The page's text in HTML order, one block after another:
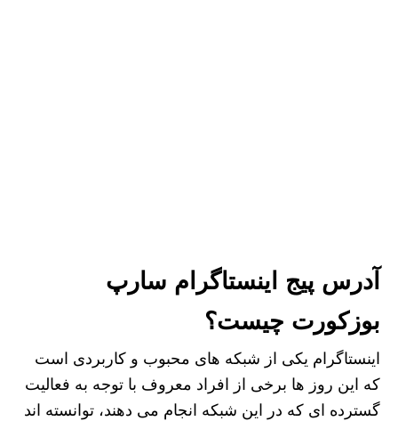
آدرس پیج اینستاگرام سارپ
بوزکورت چیست؟
اینستاگرام یکی از شبکه های محبوب و کاربردی است
که این روز ها برخی از افراد معروف با توجه به فعالیت
گسترده ای که در این شبکه انجام می‌ دهند، توانسته اند